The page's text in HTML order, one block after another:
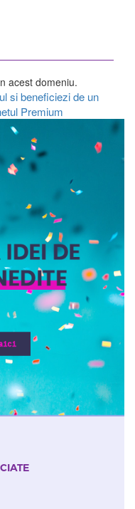
acest domeniu.
si beneficiezi de un
Premium